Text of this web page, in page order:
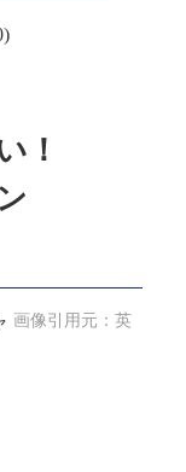
！
画像引用元：英